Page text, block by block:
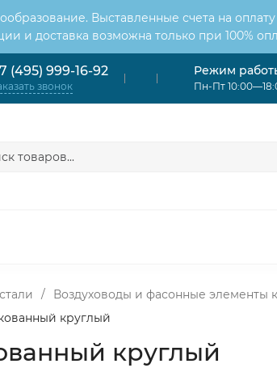
Выставленные счета на
и доставка возможна только при 100%
(495) 999-16-92
звонок
Режим
Пн-Пт
/
Воздуховоды и фасонные элементы
круглый
круглый